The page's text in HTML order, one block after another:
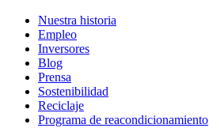
Nuestra historia
Empleo
Inversores
Blog
Prensa
Sostenibilidad
Reciclaje
Programa de reacondicionamiento